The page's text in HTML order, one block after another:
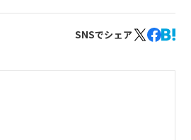
SNSでシェア